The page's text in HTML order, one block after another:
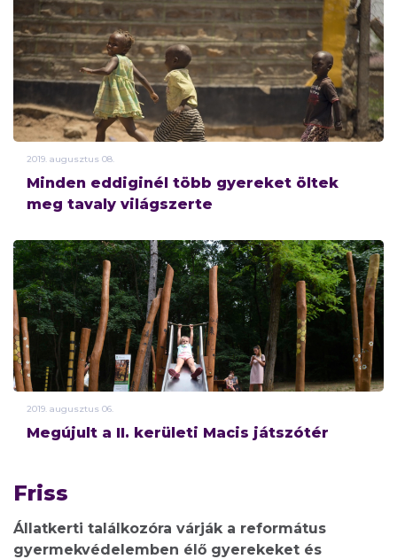
2019. augusztus 08.
Minden eddiginél több gyereket öltek
meg tavaly világszerte
2019. augusztus 06.
Megújult a II. kerületi Macis játszótér
Friss
Állatkerti találkozóra várják a református
gyermekvédelemben élő gyerekeket és